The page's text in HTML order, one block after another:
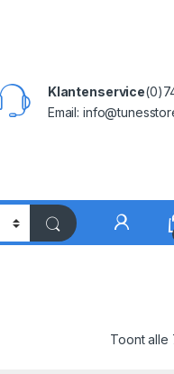
Klantenservice
Email:
My
Toont alle